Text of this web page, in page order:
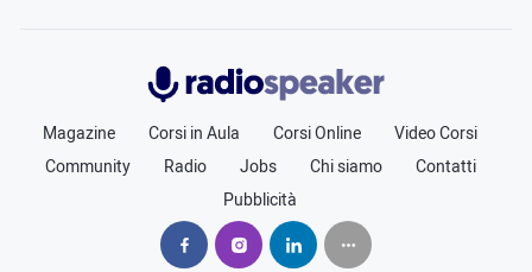
Radiospeaker.it
Magazine Corsi in Aula Corsi Online
Video Corsi
Community
Radio Jobs Chi siamo
Contatti
Pubblicità